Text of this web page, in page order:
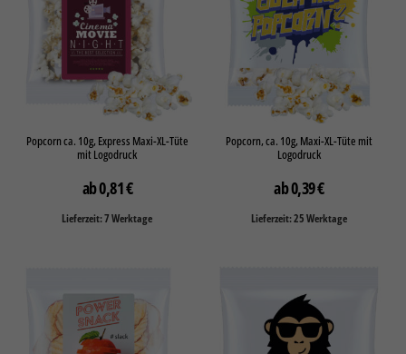
Popcorn ca. 10g, Express Maxi-XL-Tüte
mit Logodruck
0,81€
Lieferzeit: 7 Werktage
Popcorn, ca. 10g, Maxi-XL-Tüte mit
Logodruck
0,39€
Lieferzeit: 25 Werktage